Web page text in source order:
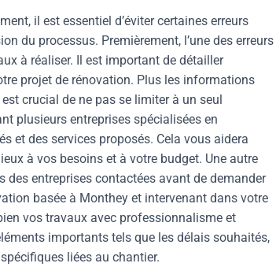
il est essentiel d’éviter certaines erreurs
du processus. Premièrement, l’une des erreurs
à réaliser. Il est important de détailler
projet de rénovation. Plus les informations
crucial de ne pas se limiter à un seul
plusieurs entreprises spécialisées en
et des services proposés. Cela vous aidera
à vos besoins et à votre budget. Une autre
des entreprises contactées avant de demander
basée à Monthey et intervenant dans votre
vos travaux avec professionnalisme et
importants tels que les délais souhaités,
liées au chantier.